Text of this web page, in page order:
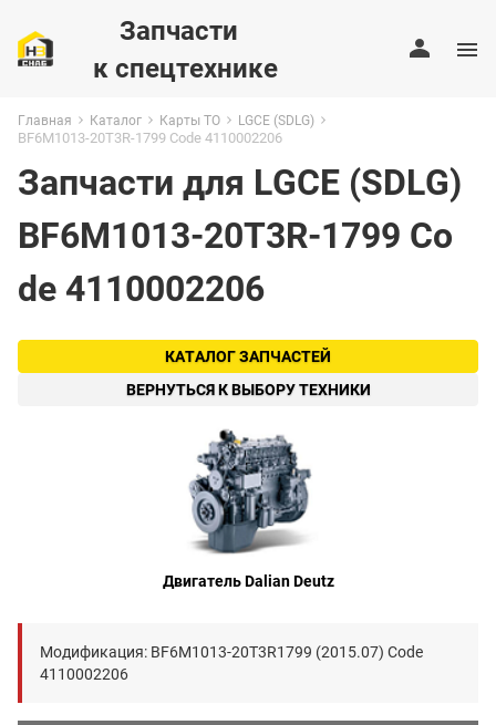
Запчасти
к спецтехнике
Главная Каталог Карты ТО LGCE (SDLG)
BF6M1013-20T3R-1799 Code 4110002206
Запчасти для LGCE (SDLG)
BF6M1013-20T3R-1799 Co
de 4110002206
КАТАЛОГ ЗАПЧАСТЕЙ
ВЕРНУТЬСЯ К ВЫБОРУ ТЕХНИКИ
Двигатель Dalian Deutz
Модификация: BF6M1013-20T3R1799 (2015.07) Code
4110002206